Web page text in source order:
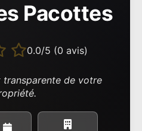
Pacottes
0.0/5 (0 avis)
transparente de votre